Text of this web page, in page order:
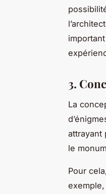
3.
La
attrayant
le
Pour